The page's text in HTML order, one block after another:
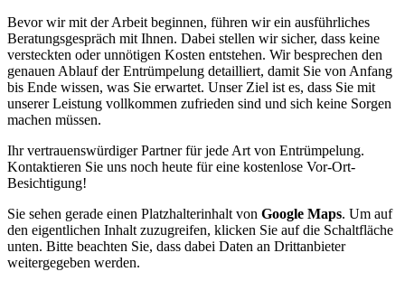
Bevor wir mit der Arbeit beginnen, führen wir ein ausführliches
Beratungsgespräch mit Ihnen. Dabei stellen wir sicher, dass keine
versteckten oder unnötigen Kosten entstehen. Wir besprechen den
genauen Ablauf der Entrümpelung detailliert, damit Sie von Anfang
bis Ende wissen, was Sie erwartet. Unser Ziel ist es, dass Sie mit
unserer Leistung vollkommen zufrieden sind und sich keine Sorgen
machen müssen.
Ihr vertrauenswürdiger Partner für jede Art von Entrümpelung.
Kontaktieren Sie uns noch heute für eine kostenlose Vor-Ort-
Besichtigung!
Sie sehen gerade einen Platzhalterinhalt von Google Maps. Um auf
den eigentlichen Inhalt zuzugreifen, klicken Sie auf die Schaltfläche
unten. Bitte beachten Sie, dass dabei Daten an Drittanbieter
weitergegeben werden.